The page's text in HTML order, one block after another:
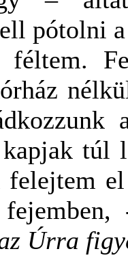
pótolni
féltem.
túl
felejtem
Úrra